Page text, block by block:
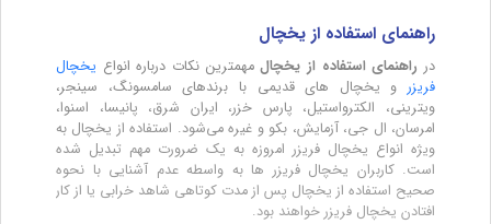
راهنمای استفاده از یخچال
در راهنمای استفاده از یخچالمهمترین نکات درباره انواع یخچال
فریزرو یخچال های قدیمی با برندهای سامسونگ، سینجر،
ویترینی، الکترواستیل، پارس خزر، ایران شرق، پانیسا، اسنوا،
امرسان، ال جی، آزمایش، بکو و غیره می‌شود. استفاده از یخچال به
ویژه انواع یخچال فریزر امروزه به یک ضرورت مهم تبدیل شده
است. کاربران یخچال فریزر ها به واسطه عدم آشنایی با نحوه
صحیح استفاده از یخچال پس از مدت کوتاهی شاهد خرابی یا از کار
افتادن یخچال فریزر خواهند بود.